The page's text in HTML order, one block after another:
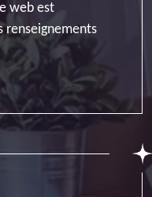
web est
renseignements